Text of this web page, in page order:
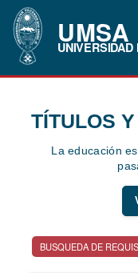
UMSA
TÍTULOS
La educación
BUSQUEDA DE